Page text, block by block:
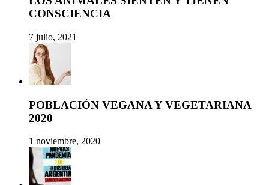
CONSCIENCIA
7 julio, 2021
POBLACIÓN VEGANA Y VEGETARIANA
2020
1 noviembre, 2020